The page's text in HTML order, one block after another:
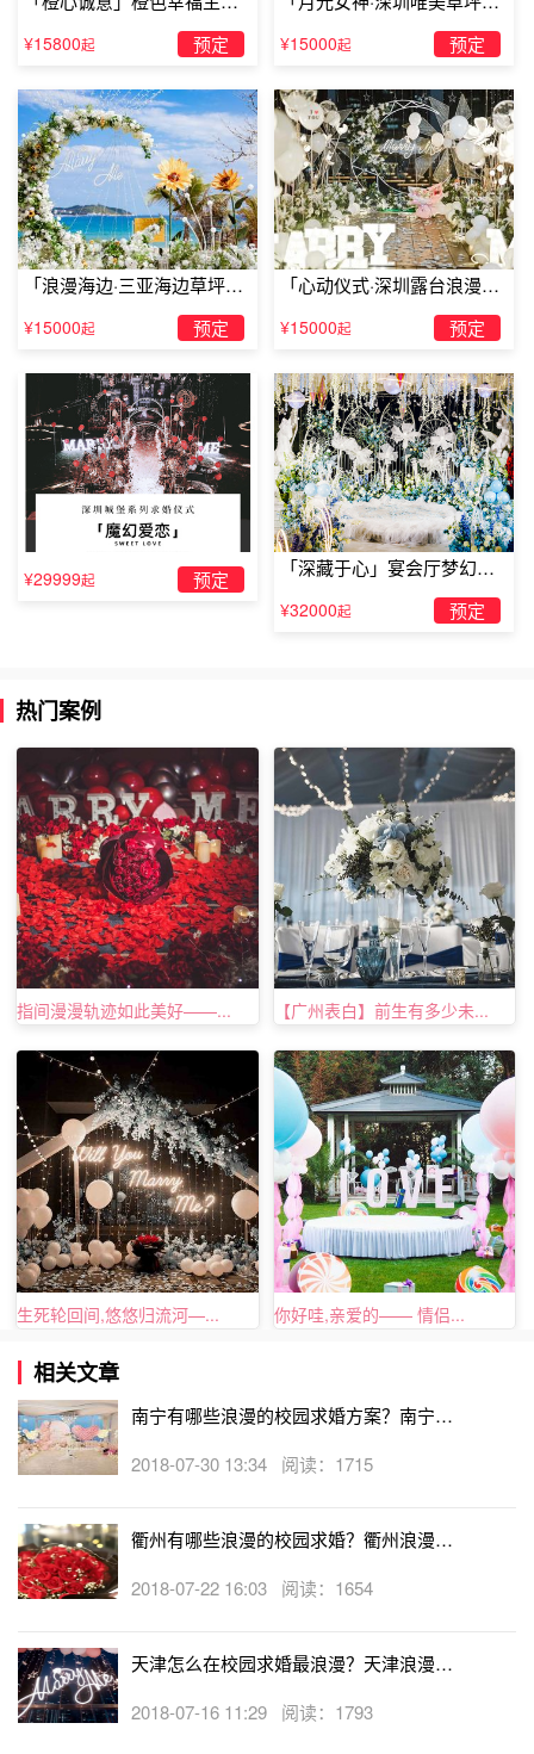
珠海校园求婚：宿舍楼灯光求婚
通过一系列繁琐的准备，沟通好每一个宿舍，或是一个
隐蔽的暗号，或是固定时间，让选中的宿舍亮起灯。在一个
特定的时间准备好求婚戒指
，宿舍楼就变成了一个大的LED
显示屏。看着520或者LOVE的字样出现，相信没有哪个女
生对这样的浪漫不痴迷，不动心。
珠海校园求婚：999个柚子求婚
校园求婚是大家都知道的，除了浪漫、真诚外，其实还
有一些诙谐的氛围在其中。之前就有一个小伙在向自己的女
神表白的时候就准备了999个柚子在校园中摆成心形，然后
自己站在柚子前，拿着一枚戒指向美女表白，最终女生接受
了他的求婚。因为有柚子的数量实在是太庞大了，所以只好
分发给过路的朋友。
校园爱情是美好的，重回校园进行求婚更是浪漫的。结
束浪漫的校园求婚的时候，还可以手牵手一起走在校园里，
走过那些小路，或者一起去学校食堂吃个饭，逛逛曾经一起
躲过雨的教学楼。相信每一处熟悉的地方都会让你们感到沉
醉，校园求婚的每一刻，都是非常难得可贵的。
露台求婚
¥15800起 预定
漫求婚」
¥15000起 预定
「浪漫海边·三亚海边草坪浪
¥15000起 预定
「心动仪式·深圳露台浪漫求
¥15000起 预定
¥29999起 预定
「深藏于心」宴会厅梦幻主
题求婚仪式
¥32000起 预定
热门案例
指间漫漫轨迹如此美好——... 【广州表白】前生有多少未...
生死轮回间,悠悠归流河—... 你好哇,亲爱的—— 情侣...
相关文章
南宁有哪些浪漫的校园求婚方案？南宁浪
2018-07-30 13:34 阅读：1715
衢州有哪些浪漫的校园求婚？衢州浪漫的
2018-07-22 16:03 阅读：1654
天津怎么在校园求婚最浪漫？天津浪漫的
2018-07-16 11:29 阅读：1793